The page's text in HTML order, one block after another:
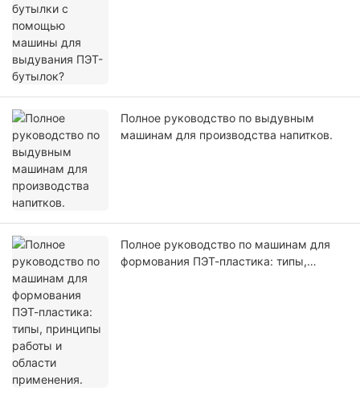
Полное руководство по выдувным
машинам для производства напитков.
Полное руководство по машинам для
формования ПЭТ-пластика: типы,